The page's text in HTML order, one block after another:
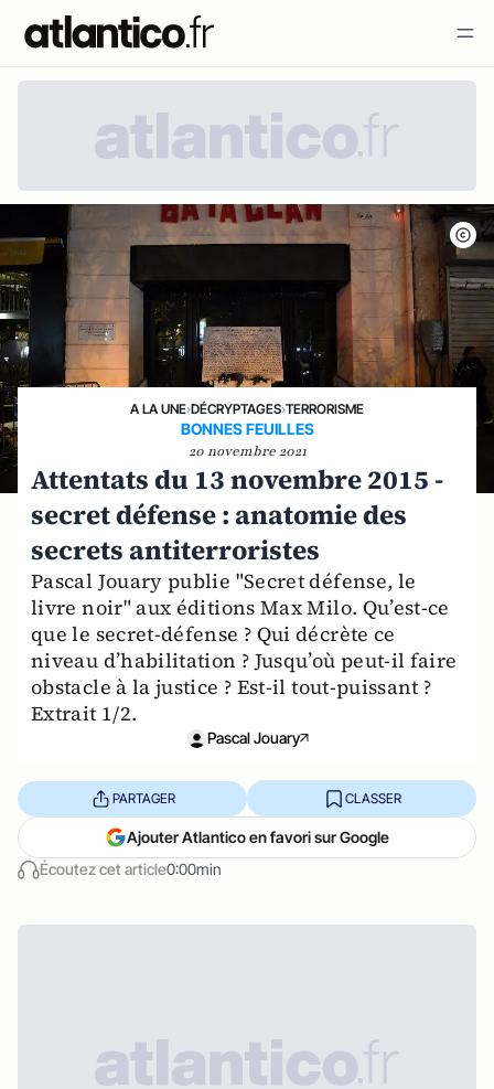
A LA UNE›DÉCRYPTAGES›TERRORISME
BONNES FEUILLES
20 novembre 2021
Attentats du 13 novembre 2015 -
secret défense : anatomie des
secrets antiterroristes
Pascal Jouary publie "Secret défense, le
livre noir" aux éditions Max Milo. Qu’est-ce
que le secret-défense ? Qui décrète ce
niveau d’habilitation ? Jusqu’où peut-il faire
obstacle à la justice ? Est-il tout-puissant ?
Extrait 1/2.
Pascal Jouary
Écoutez cet article0:00min
PARTAGER CLASSER
Ajouter Atlantico en favori sur Google